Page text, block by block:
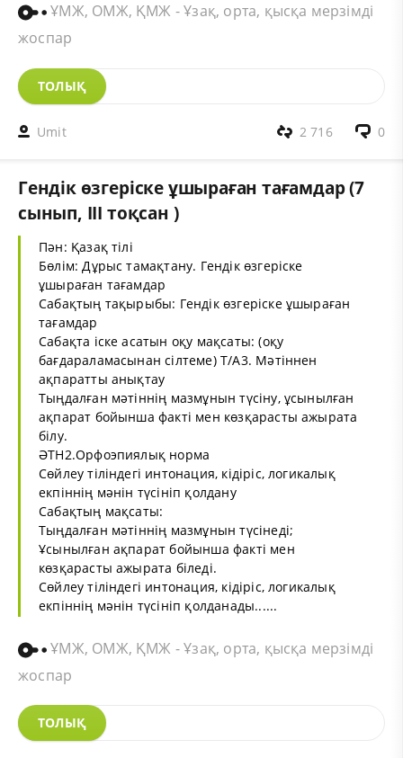
ҰМЖ, ОМЖ, ҚМЖ - Ұзақ, орта, қысқа мерзімді
жоспар
ТОЛЫҚ
Umit 0
2 716
Гендік өзгеріске ұшыраған тағамдар (7
сынып, III тоқсан )
Пән: Қазақ тілі
Бөлім: Дұрыс тамақтану. Гендік өзгеріске
ұшыраған тағамдар
Сабақтың тақырыбы: Гендік өзгеріске ұшыраған
тағамдар
Сабақта іске асатын оқу мақсаты: (оқу
бағдараламасынан сілтеме) Т/А3. Мәтіннен
ақпаратты анықтау
Тыңдалған мәтіннің мазмұнын түсіну, ұсынылған
ақпарат бойынша факті мен көзқарасты ажырата
білу.
ӘТН2.Орфоэпиялық норма
Сөйлеу тіліндегі интонация, кідіріс, логикалық
екпіннің мәнін түсініп қолдану
Сабақтың мақсаты:
Тыңдалған мәтіннің мазмұнын түсінеді;
Ұсынылған ақпарат бойынша факті мен
көзқарасты ажырата біледі.
Сөйлеу тіліндегі интонация, кідіріс, логикалық
екпіннің мәнін түсініп қолданады......
ҰМЖ, ОМЖ, ҚМЖ - Ұзақ, орта, қысқа мерзімді
жоспар
ТОЛЫҚ